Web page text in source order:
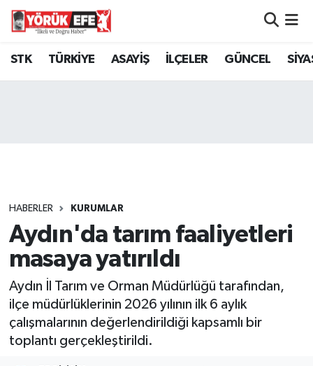
STK TÜRKİYE ASAYİŞ İLÇELER GÜNCEL
HABERLER KURUMLAR
Aydın'da tarım faaliyetleri
masaya yatırıldı
Aydın İl Tarım ve Orman Müdürlüğü tarafından,
ilçe müdürlüklerinin 2026 yılının ilk 6 aylık
çalışmalarının değerlendirildiği kapsamlı bir
toplantı gerçekleştirildi.
Aydın Nöbetçi Eczaneler
Tüm Manşetler
Son Dakika Haberleri
Haber Arşivi